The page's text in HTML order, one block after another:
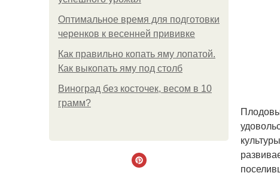
Оптимальное время для подготовки
черенков к весенней прививке
Как правильно копать яму лопатой.
Как выкопать яму под столб
Виноград без косточек, весом в 10
грамм?